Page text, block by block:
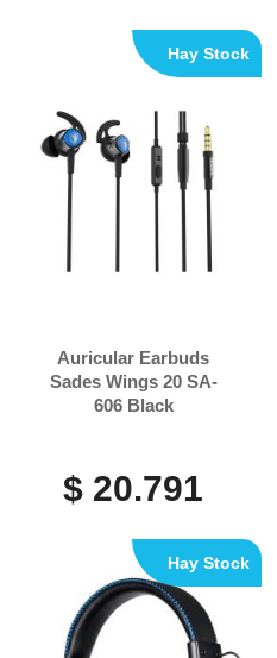
Auricular Earbuds
Sades Wings 20 SA-
606 Black
$ 20.791
Hay Stock
Hay Stock